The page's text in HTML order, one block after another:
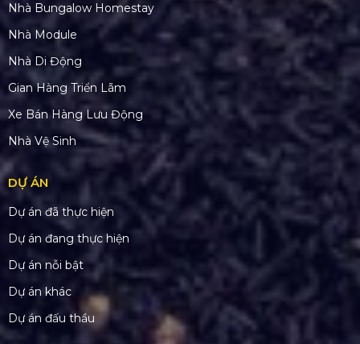
Nhà Bungalow Homestay
Nhà Module
Nhà Di Động
Gian Hàng Triển Lãm
Xe Bán Hàng Lưu Động
Nhà Vệ Sinh
DỰ ÁN
Dự án đã thực hiện
Dự án đang thực hiện
Dự án nỗi bật
Dự án khác
Dự án đấu thầu